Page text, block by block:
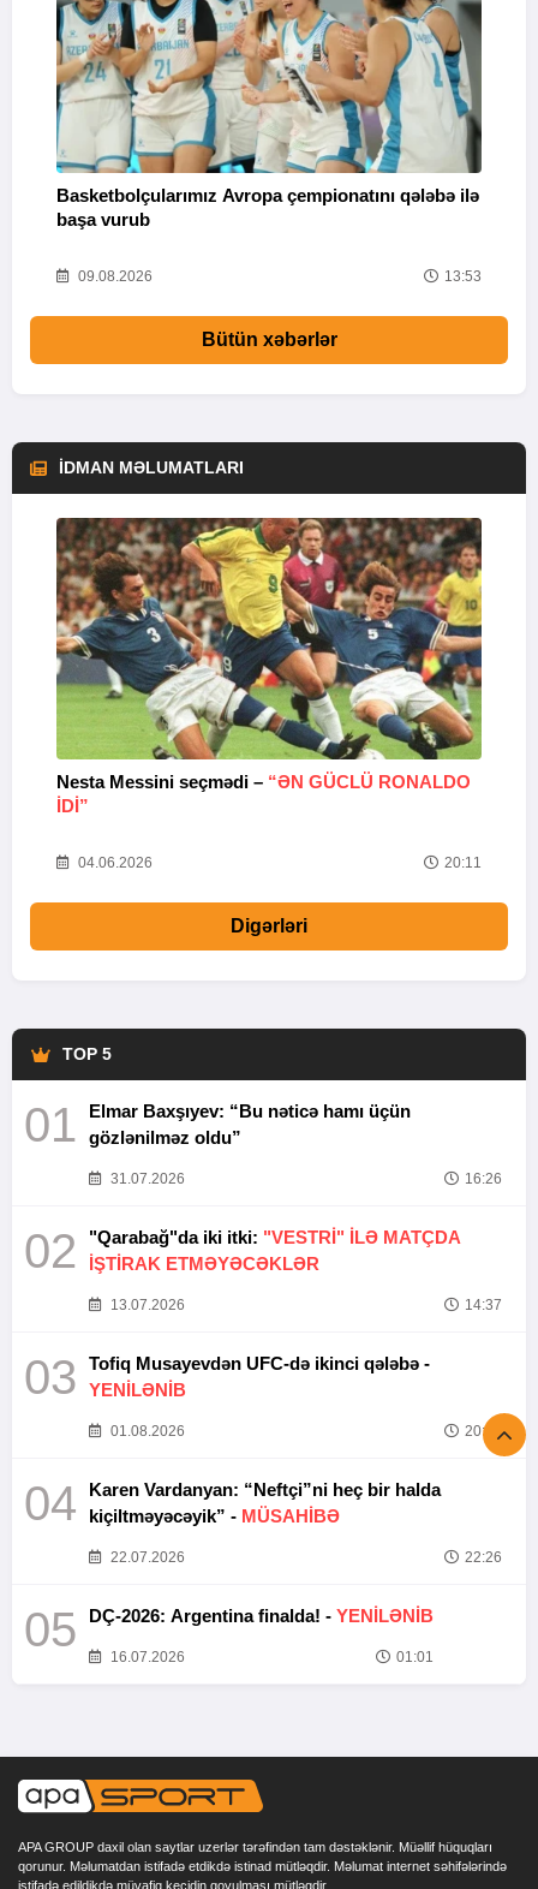
Basketbolçularımız Avropa çempionatını qələbə ilə
başa vurub
09.08.2026 13:53
Bütün xəbərlər
İDMAN MƏLUMATLARI
Nesta Messini seçmədi – “ƏN GÜCLÜ RONALDO
IDI”
04.06.2026 20:11
Digərləri
TOP 5
01
Elmar Baxşıyev: “Bu nəticə hamı üçün
gözlənilməz oldu”
31.07.2026 16:26
02 "Qarabağ"da iki itki: "VESTRİ" İLƏ MATÇDA
İŞTİRAK ETMƏYƏCƏKLƏR
13.07.2026 14:37
03
Tofiq Musayevdən UFC-də ikinci qələbə -
YENİLƏNİB
01.08.2026 20:52
04
Karen Vardanyan: “Neftçi”ni heç bir halda
kiçiltməyəcəyik” - MÜSAHİBƏ
22.07.2026 22:26
05 DÇ-2026: Argentina finalda! - YENİLƏNİB
16.07.2026 01:01
APA GROUP daxil olan saytlar uzerlər tərəfindən tam dəstəklənir. Müəllif hüquqları
qorunur. Məlumatdan istifadə etdikdə istinad mütləqdir. Məlumat internet səhifələrində
istifadə edildikdə müvafiq keçidin qoyulması mütləqdir.